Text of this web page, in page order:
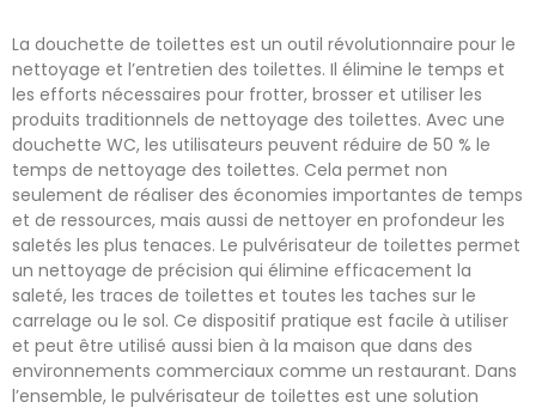
La douchette de toilettes est un outil révolutionnaire pour le
nettoyage et l’entretien des toilettes. Il élimine le temps et
les efforts nécessaires pour frotter, brosser et utiliser les
produits traditionnels de nettoyage des toilettes. Avec une
douchette WC, les utilisateurs peuvent réduire de 50 % le
temps de nettoyage des toilettes. Cela permet non
seulement de réaliser des économies importantes de temps
et de ressources, mais aussi de nettoyer en profondeur les
saletés les plus tenaces. Le pulvérisateur de toilettes permet
un nettoyage de précision qui élimine efficacement la
saleté, les traces de toilettes et toutes les taches sur le
carrelage ou le sol. Ce dispositif pratique est facile à utiliser
et peut être utilisé aussi bien à la maison que dans des
environnements commerciaux comme un restaurant. Dans
l’ensemble, le pulvérisateur de toilettes est une solution